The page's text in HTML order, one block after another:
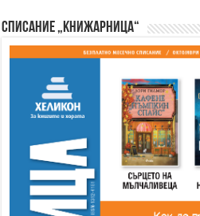
Списание „Книжарница“